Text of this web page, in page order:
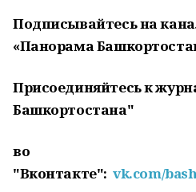
Подписывайтесь на
«Панорама
Присоединяйтесь к
Башкортостана"
во
"Вконтакте":vk.com/